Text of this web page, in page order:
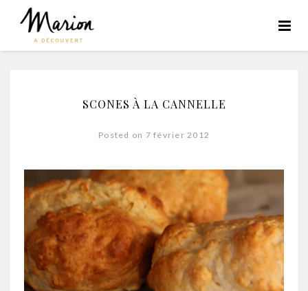
SCONES À LA CANNELLE
Posted on 7 février 2012